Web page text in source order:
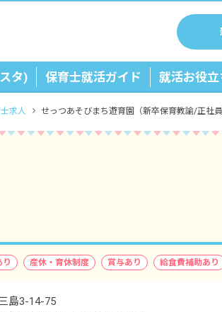
タ) 保育士就活ガイド 就活お役立
求人 せっつあそびまち遊育園（新卒保育教諭/正社員
り 産休・育休制度 賞与あり 給食費補助あり
島3-14-75